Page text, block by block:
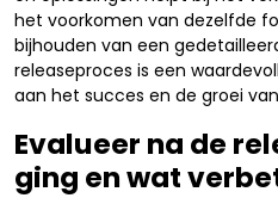
het voorkomen van dezelfde
bijhouden van een
releaseproces is een
aan het succes en de groei
Evalueer na de
ging en wat